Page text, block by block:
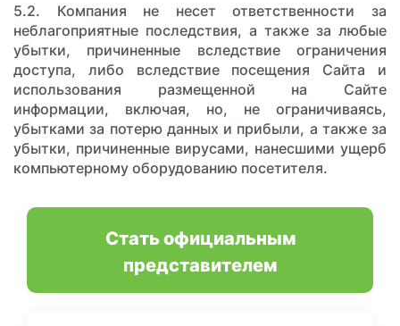
5.2. Компания не несет ответственности за
неблагоприятные последствия, а также за любые
убытки, причиненные вследствие ограничения
доступа, либо вследствие посещения Сайта и
использования размещенной на Сайте
информации, включая, но, не ограничиваясь,
убытками за потерю данных и прибыли, а также за
убытки, причиненные вирусами, нанесшими ущерб
компьютерному оборудованию посетителя.
Стать официальным
представителем